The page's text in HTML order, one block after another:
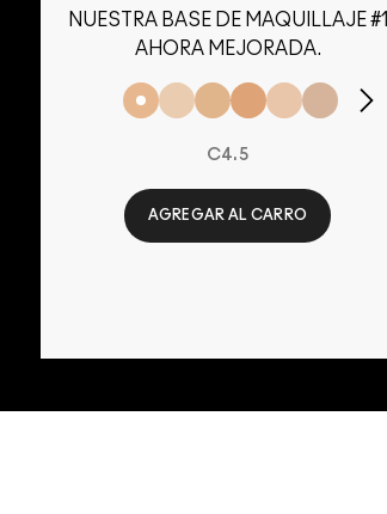
NUESTRA BASE DE MAQUILLAJE #1
AHORA MEJORADA.
C4.5
AGREGAR AL CARRO